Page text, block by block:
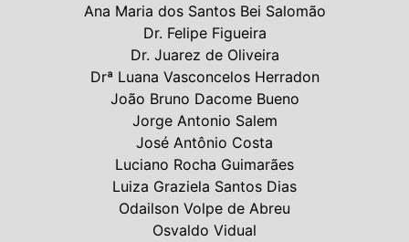
Ana Maria dos Santos Bei Salomão
Dr. Felipe Figueira
Dr. Juarez de Oliveira
Drª Luana Vasconcelos Herradon
João Bruno Dacome Bueno
Jorge Antonio Salem
José Antônio Costa
Luciano Rocha Guimarães
Luiza Graziela Santos Dias
Odailson Volpe de Abreu
Osvaldo Vidual